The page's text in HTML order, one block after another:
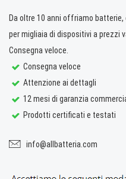
Da oltre 10 anni offriamo
per migliaia di dispositivi a prezzi
Consegna veloce.
Consegna veloce
Attenzione ai dettagli
12 mesi di garanzia
Prodotti certificati e testati
info@allbatteria.com